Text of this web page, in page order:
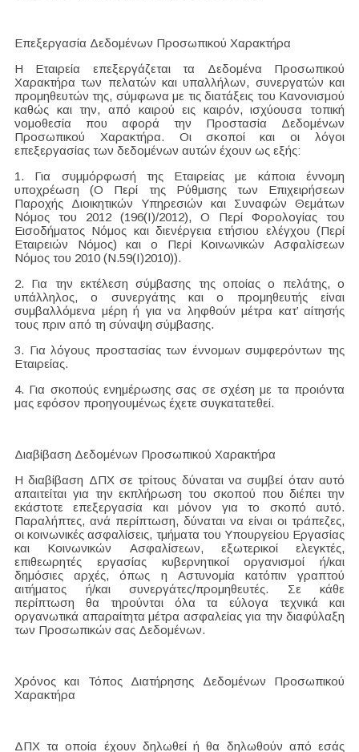
Επεξεργασία Δεδομένων Προσωπικού Χαρακτήρα
Η Εταιρεία επεξεργάζεται τα Δεδομένα Προσωπικού
Χαρακτήρα των πελατών και υπαλλήλων, συνεργατών και
προμηθευτών της, σύμφωνα με τις διατάξεις του Κανονισμού
καθώς και την, από καιρού εις καιρόν, ισχύουσα τοπική
νομοθεσία που αφορά την Προστασία Δεδομένων
Προσωπικού Χαρακτήρα. Οι σκοποί και οι λόγοι
επεξεργασίας των δεδομένων αυτών έχουν ως εξής:
1. Για συμμόρφωσή της Εταιρείας με κάποια έννομη
υποχρέωση (Ο Περί της Ρύθμισης των Επιχειρήσεων
Παροχής Διοικητικών Υπηρεσιών και Συναφών Θεμάτων
Νόμος του 2012 (196(Ι)/2012), Ο Περί Φορολογίας του
Εισοδήματος Νόμος και διενέργεια ετήσιου ελέγχου (Περί
Εταιρειών Νόμος) και ο Περί Κοινωνικών Ασφαλίσεων
Νόμος του 2010 (Ν.59(Ι)2010)).
2. Για την εκτέλεση σύμβασης της οποίας ο πελάτης, ο
υπάλληλος, ο συνεργάτης και ο προμηθευτής είναι
συμβαλλόμενα μέρη ή για να ληφθούν μέτρα κατ’ αίτησής
τους πριν από τη σύναψη σύμβασης.
3. Για λόγους προστασίας των έννομων συμφερόντων της
Εταιρείας.
4. Για σκοπούς ενημέρωσης σας σε σχέση με τα προιόντα
μας εφόσον προηγουμένως έχετε συγκατατεθεί.
Διαβίβαση Δεδομένων Προσωπικού Χαρακτήρα
Η διαβίβαση ΔΠΧ σε τρίτους δύναται να συμβεί όταν αυτό
απαιτείται για την εκπλήρωση του σκοπού που διέπει την
εκάστοτε επεξεργασία και μόνον για το σκοπό αυτό.
Παραλήπτες, ανά περίπτωση, δύναται να είναι οι τράπεζες,
οι κοινωνικές ασφαλίσεις, τμήματα του Υπουργείου Εργασίας
και Κοινωνικών Ασφαλίσεων, εξωτερικοί ελεγκτές,
επιθεωρητές εργασίας κυβερνητικοί οργανισμοί ή/και
δημόσιες αρχές, όπως η Αστυνομία κατόπιν γραπτού
αιτήματος ή/και συνεργάτες/προμηθευτές. Σε κάθε
περίπτωση θα τηρούνται όλα τα εύλογα τεχνικά και
οργανωτικά απαραίτητα μέτρα ασφαλείας για την διαφύλαξη
των Προσωπικών σας Δεδομένων.
Χρόνος και Τόπος Διατήρησης Δεδομένων Προσωπικού
Χαρακτήρα
ΔΠΧ τα οποία έχουν δηλωθεί ή θα δηλωθούν από εσάς